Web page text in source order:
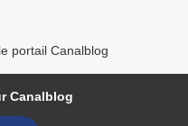
portail Canalblog
Canalblog